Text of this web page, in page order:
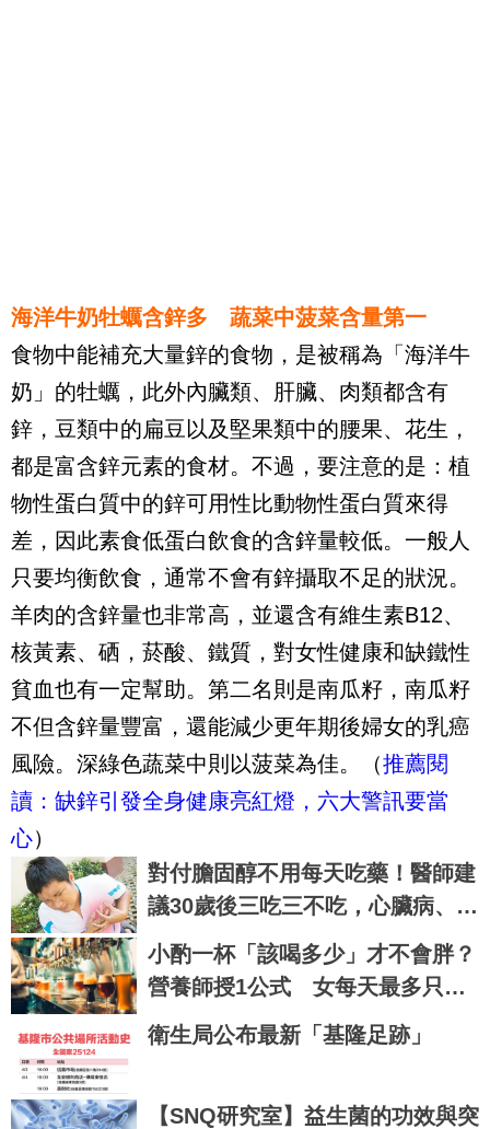
海洋牛奶牡蠣含鋅多 蔬菜中菠菜含量第一
食物中能補充大量鋅的食物，是被稱為「海洋牛
奶」的牡蠣，此外內臟類、肝臟、肉類都含有
鋅，豆類中的扁豆以及堅果類中的腰果、花生，
都是富含鋅元素的食材。不過，要注意的是：植
物性蛋白質中的鋅可用性比動物性蛋白質來得
差，因此素食低蛋白飲食的含鋅量較低。一般人
只要均衡飲食，通常不會有鋅攝取不足的狀況。
羊肉的含鋅量也非常高，並還含有維生素B12、
核黃素、硒，菸酸、鐵質，對女性健康和缺鐵性
貧血也有一定幫助。第二名則是南瓜籽，南瓜籽
不但含鋅量豐富，還能減少更年期後婦女的乳癌
風險。深綠色蔬菜中則以菠菜為佳。
（推薦閱
讀：缺鋅引發全身健康亮紅燈，六大警訊要當
心）
對付膽固醇不用每天吃藥！醫師建
議30歲後三吃三不吃，心臟病、心
肌梗塞拒門外｜每日健康 Health
小酌一杯「該喝多少」才不會胖？
營養師授1公式 女每天最多只能
這樣喝
衛生局公布最新「基隆足跡」
【SNQ研究室】益生菌的功效與突